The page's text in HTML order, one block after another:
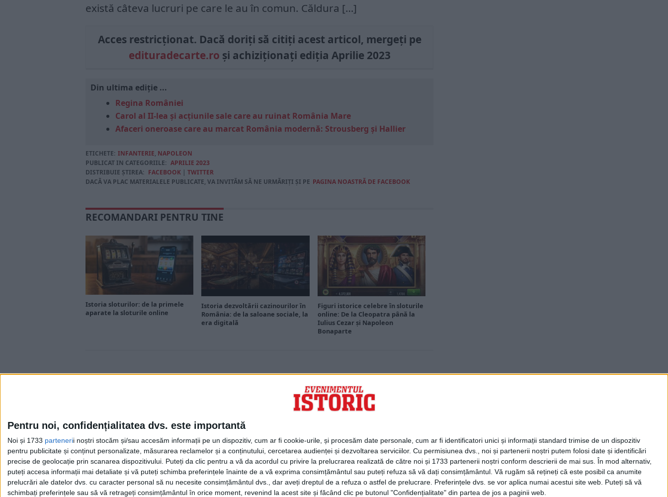
Pentru noi, confidențialitatea dvs. este importantă
Noi și 1733 partenerii noștri stocăm și/sau accesăm informații pe un dispozitiv, cum ar fi cookie-urile, și procesăm date personale, cum ar fi identificatori unici și informații standard trimise de un dispozitiv
pentru publicitate și conținut personalizate, măsurarea reclamelor și a conținutului, cercetarea audienței și dezvoltarea serviciilor. Cu permisiunea dvs., noi și partenerii noștri putem folosi date și identificări
precise de geolocație prin scanarea dispozitivului. Puteți da clic pentru a vă da acordul cu privire la prelucrarea realizată de către noi și 1733 partenerii noștri conform descrierii de mai sus. În mod alternativ,
puteți accesa informații mai detaliate și vă puteți schimba preferințele înainte de a vă exprima consimțământul sau puteți refuza să vă dați consimțământul. Vă rugăm să rețineți că este posibil ca anumite
prelucrări ale datelor dvs. cu caracter personal să nu necesite consimțământul dvs., dar aveți dreptul de a refuza o astfel de prelucrare. Preferințele dvs. se vor aplica numai acestui site web. Puteți să vă
schimbați preferințele sau să vă retrageți consimțământul în orice moment, revenind la acest site și făcând clic pe butonul "Confidențialitate" din partea de jos a paginii web.
există câteva lucruri pe care le au în comun. Căldura […]
Acces restricționat. Dacă doriți să citiți acest articol, mergeți pe
edituradecarte.ro și achiziționați ediția Aprilie 2023
Din ultima ediție ...
Regina României
Carol al II-lea și acțiunile sale care au ruinat România Mare
Afaceri oneroase care au marcat România modernă: Strousberg și Hallier
ETICHETE: INFANTERIE, NAPOLEON
PUBLICAT IN CATEGORIILE: APRILIE 2023
DISTRIBUIE ȘTIREA: FACEBOOK | TWITTER
DACĂ VA PLAC MATERIALELE PUBLICATE, VA INVITĂM SĂ NE URMĂRIȚI ȘI PE PAGINA NOASTRĂ DE FACEBOOK
RECOMANDARI PENTRU TINE
Istoria sloturilor: de la primele
aparate la sloturile online
Istoria dezvoltării cazinourilor în
România: de la saloane sociale, la
era digitală
Figuri istorice celebre în sloturile
online: De la Cleopatra până la
Iulius Cezar și Napoleon
Bonaparte
Cea mai mare revistă de istorie din Europa!.
Media KIT
Evenimentul Zilei
Doctorul Zilei
Infofinanciar
Infoactual
Editura de carte
EVZ Comunicate
Capital Comunicate
Animal Zoo
Capital Comunicate